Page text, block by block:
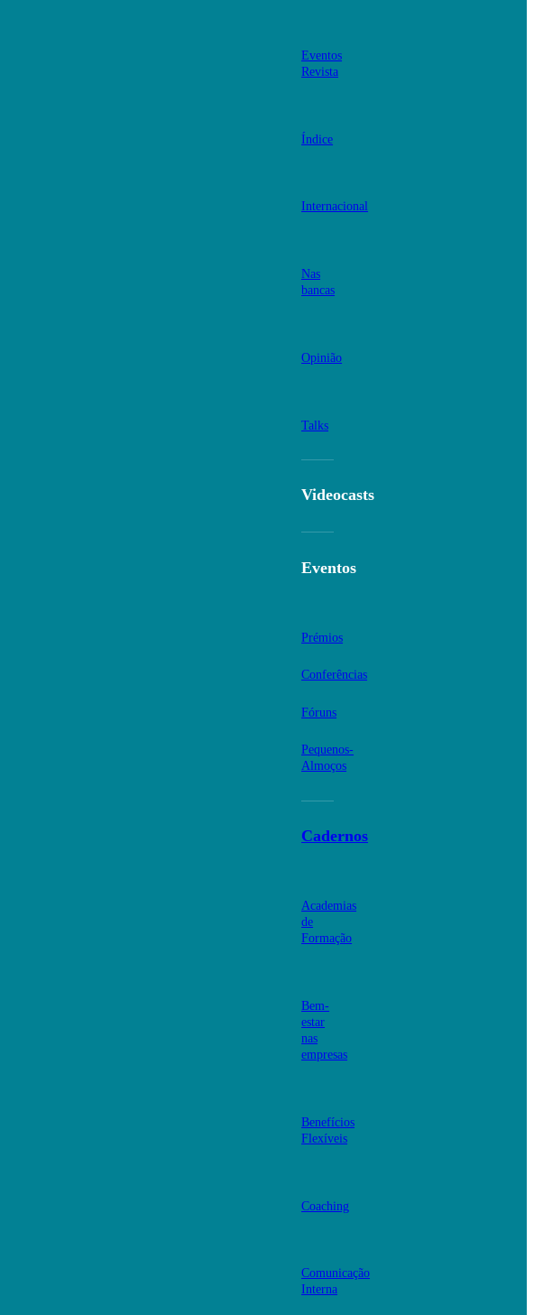
Eventos
Revista
Índice
Internacional
Nas
bancas
Opinião
Talks
Videocasts
Eventos
Prémios
Conferências
Fóruns
Pequenos-
Almoços
Cadernos
Academias
de
Formação
Bem-
estar
nas
empresas
Benefícios
Flexíveis
Coaching
Comunicação
Interna